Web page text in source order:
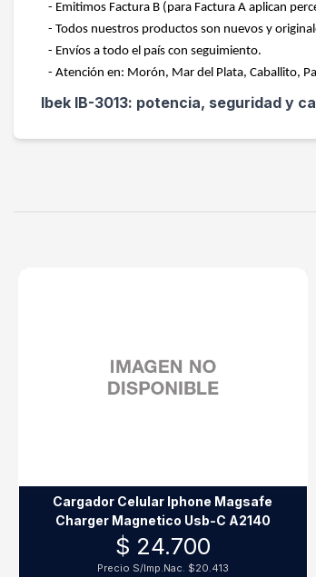
- Emitimos Factura B (para Factura A aplican
- Todos nuestros productos son nuevos y
- Envíos a todo el país con seguimiento.
- Atención en: Morón, Mar del Plata, Caballito,
Ibek IB-3013: potencia, seguridad y
Cargador Celular Iphone Magsafe
Charger Magnetico Usb-C A2140
$ 24.700
Precio S/Imp.Nac. $20.413